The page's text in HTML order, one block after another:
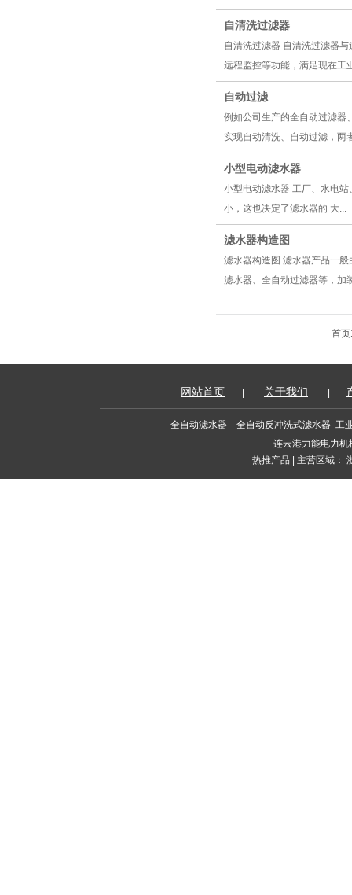
自清洗过滤器
自清洗过滤器 自清洗过滤器
远程监控等功能，满足现在工
自动过滤
例如公司生产的全自动过滤器
实现自动清洗、自动过滤，两
小型电动滤水器
小型电动滤水器 工厂、水电
小，这也决定了滤水器的 大...
滤水器构造图
滤水器构造图 滤水器产品一
滤水器、全自动过滤器等，加
首页
网站首页 | 关于我们 |
全自动滤水器 全自动反冲洗式滤水器 工
连云港力能电力
热推产品 | 主营区域：